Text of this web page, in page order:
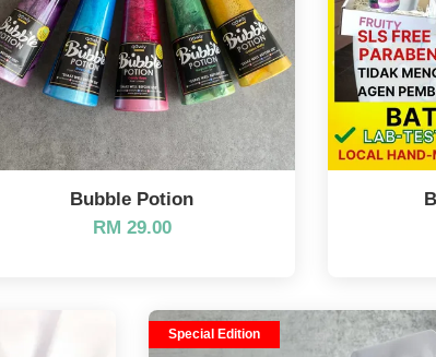
Bubble Potion
RM 29.00
Special Edition